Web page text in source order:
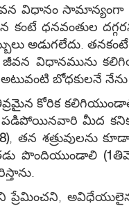
విధానం సామాన్యంగా
కంటే ధనవంతుల
అడుగలేదు. తనకంటే
విధానమును
బోధకులనే నేను
తీవ్రమైన కోరిక
మీద
, తన శత్రువులను
పొందియుండాలి (1
ప్రేమించని,